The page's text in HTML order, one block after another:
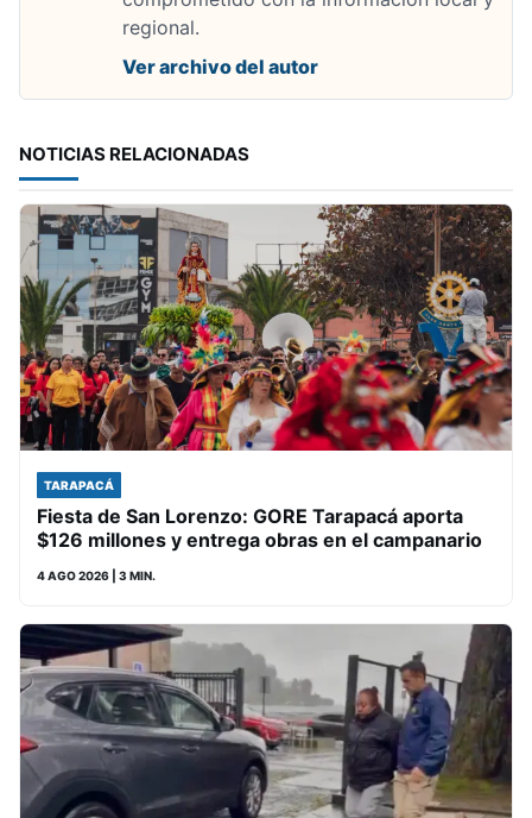
regional.
Ver archivo del autor
NOTICIAS RELACIONADAS
TARAPACÁ
Fiesta de San Lorenzo: GORE Tarapacá aporta
$126 millones y entrega obras en el campanario
4 AGO 2026 | 3 MIN.